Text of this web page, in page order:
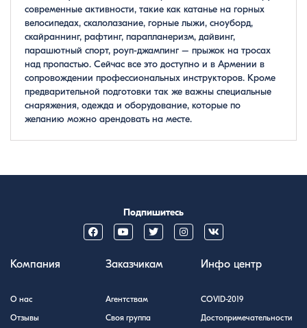
современные активности, такие как катанье на горных
велосипедах, скалолазание, горные лыжи, сноуборд,
скайраннинг, рафтинг, парапланеризм, дайвинг,
парашютный спорт, роуп-джампинг – прыжок на тросах
над пропастью. Сейчас все это доступно и в Армении в
сопровождении профессиональных инструкторов. Кроме
предварительной подготовки так же важны специальные
снаряжения, одежда и оборудование, которые по
желанию можно арендовать на месте.
Подпишитесь
Компания
О нас
Отзывы
Заказчикам
Агентствам
Своя группа
Инфо центр
COVID-2019
Достопримечательности